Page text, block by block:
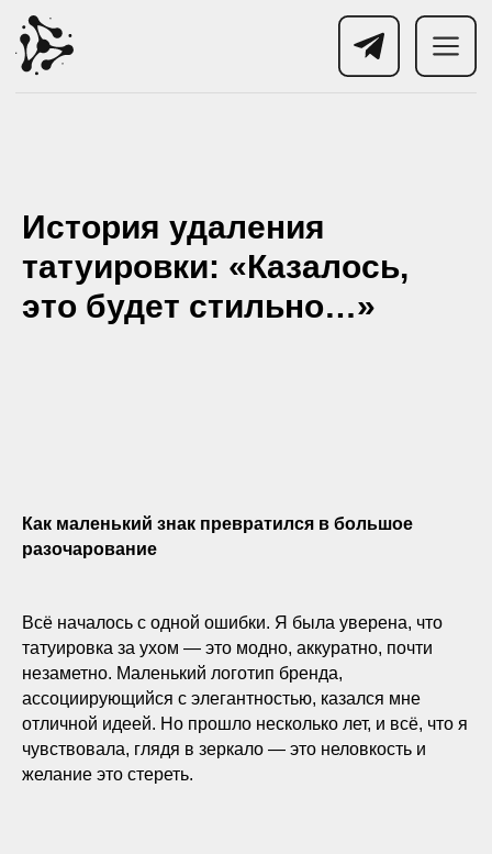
История удаления
татуировки: «Казалось,
это будет стильно…»
Как маленький знак превратился в большое
разочарование
Всё началось с одной ошибки. Я была уверена, что
татуировка за ухом — это модно, аккуратно, почти
незаметно. Маленький логотип бренда,
ассоциирующийся с элегантностью, казался мне
отличной идеей. Но прошло несколько лет, и всё, что я
чувствовала, глядя в зеркало — это неловкость и
желание это стереть.